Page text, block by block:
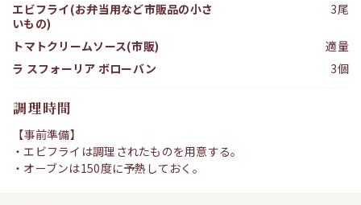
エビフライ(お弁当用など市販品の小さ
いもの)
3尾
トマトクリームソース(市販)
適量
ラ スフォーリア ボローバン
3個
調理時間
【事前準備】
・エビフライは調理されたものを用意する。
・オーブンは150度に予熱しておく。